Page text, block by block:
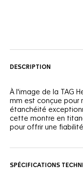
DESCRIPTION
À l'image de la TAG
mm est conçue pour
étanchéité
cette montre en
pour offrir une
Superdiver est doté
SPÉCIFICATIONS